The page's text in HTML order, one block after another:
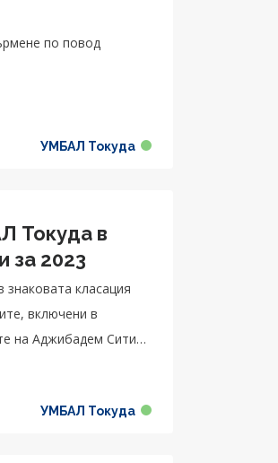
по повод
УМБАЛ Токуда
Токуда в
за 2023
класация
включени в
на Аджибадем Сити
УМБАЛ Токуда